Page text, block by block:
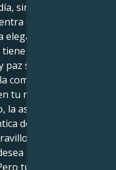
sino que cuando el
con el
armonía de
una generosa
sazonada.
y una
tu nivel básico de
asociación y la
del crecimiento.
y
un nido estable
tu Júpiter en